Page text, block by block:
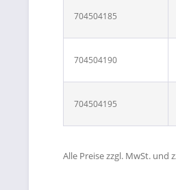
704504185
704504190
704504195
Alle Preise zzgl. MwSt. und